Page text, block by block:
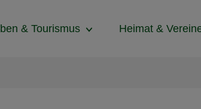
& Tourismus Heimat &